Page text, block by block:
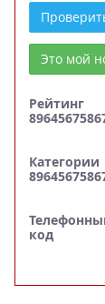
Это мой
Рейтинг
Категории
код